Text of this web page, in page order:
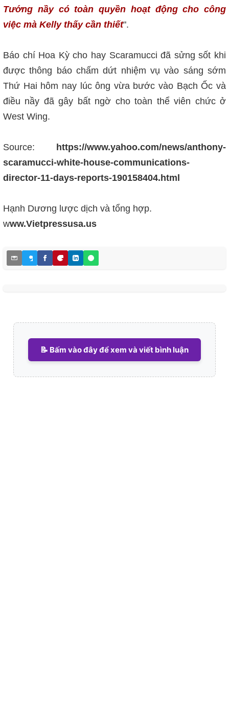
Tướng nầy có toàn quyền hoạt động cho công
việc mà Kelly thấy cần thiết".
Báo chí Hoa Kỳ cho hay Scaramucci đã sửng sốt khi
được thông báo chấm dứt nhiệm vụ vào sáng sớm
Thứ Hai hôm nay lúc ông vừa bước vào Bạch Ốc và
điều nầy đã gây bất ngờ cho toàn thể viên chức ở
West Wing.
Source:
https://www.yahoo.com/news/anthony-
scaramucci-white-house-communications-
director-11-days-reports-190158404.html
Hạnh Dương lược dịch và tổng hợp.
www.Vietpressusa.us
📝 Bấm vào đây để xem và viết bình luận